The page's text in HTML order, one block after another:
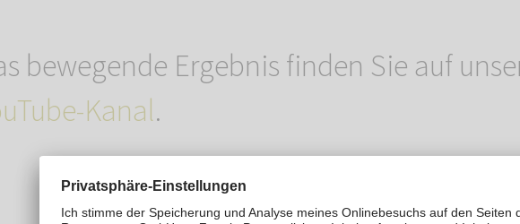
bewegende Ergebnis finden Sie auf
Kanal.